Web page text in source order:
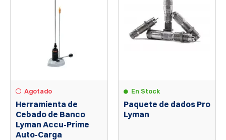
Agotado
Herramienta de
Cebado de Banco
Lyman Accu-Prime
Auto-Carga
En Stock
Paquete de dados Pro
Lyman